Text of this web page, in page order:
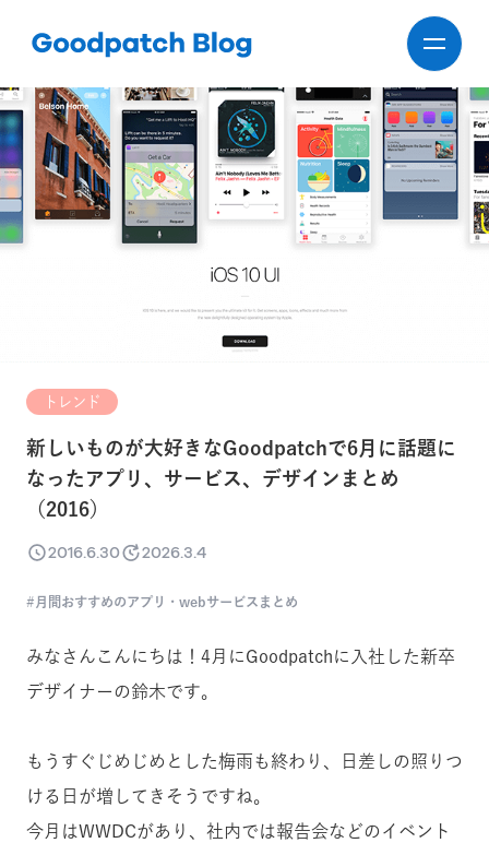
トレンド
新しいものが大好きなGoodpatchで6月に話題に
なったアプリ、サービス、デザインまとめ
（2016）
2016.6.30 2026.3.4
月間おすすめのアプリ・webサービスまとめ
みなさんこんにちは！4月にGoodpatchに入社した新卒
デザイナーの鈴木です。
もうすぐじめじめとした梅雨も終わり、日差しの照りつ
ける日が増してきそうですね。
今月はWWDCがあり、社内では報告会などのイベント